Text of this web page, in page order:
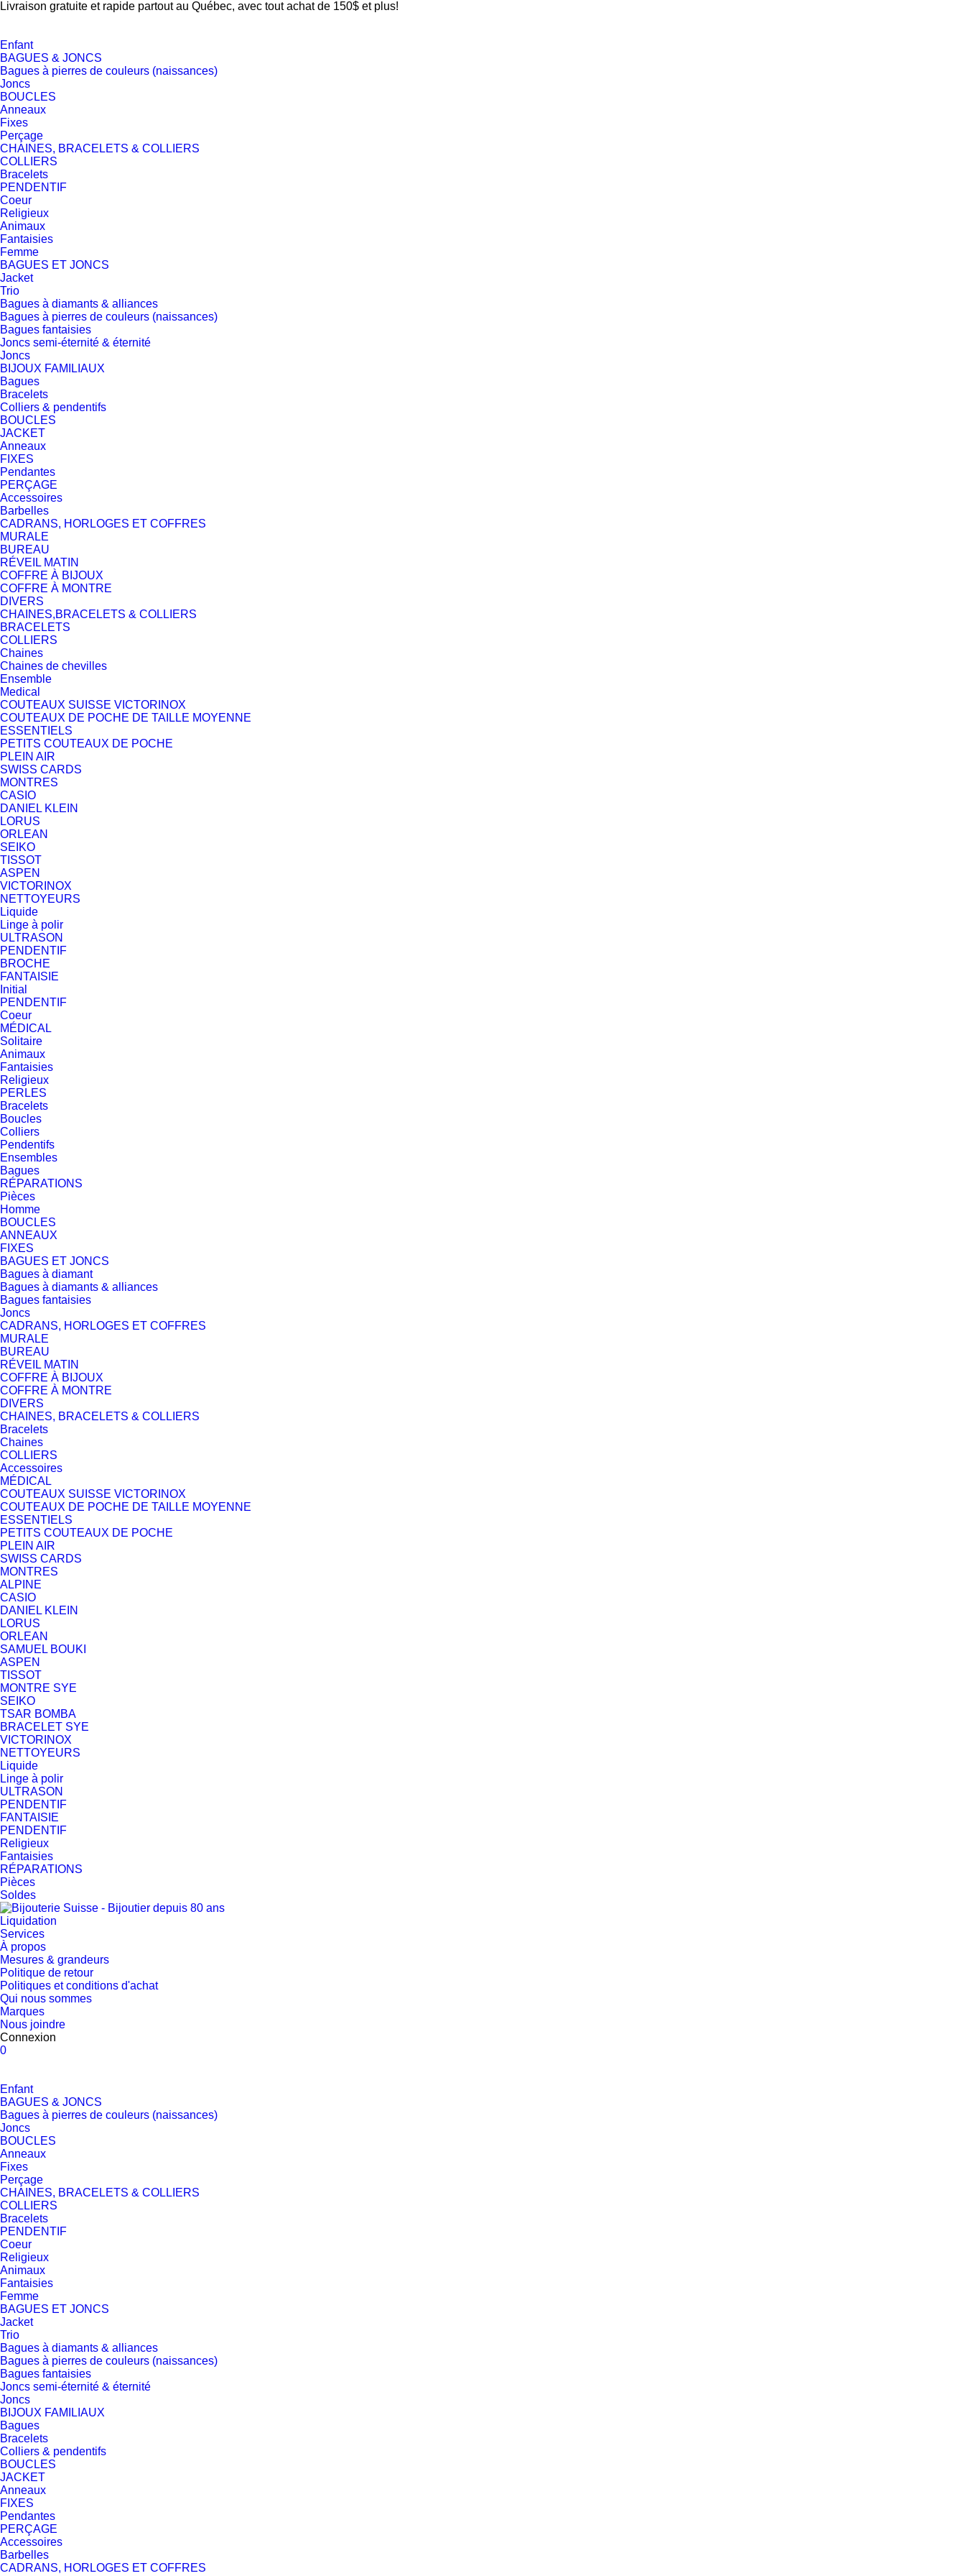
Livraison gratuite et rapide partout au Québec, avec tout achat de 150$ et plus!
Enfant
BAGUES & JONCS
Bagues à pierres de couleurs (naissances)
Joncs
BOUCLES
Anneaux
Fixes
Perçage
CHAINES, BRACELETS & COLLIERS
COLLIERS
Bracelets
PENDENTIF
Coeur
Religieux
Animaux
Fantaisies
Femme
BAGUES ET JONCS
Jacket
Trio
Bagues à diamants & alliances
Bagues à pierres de couleurs (naissances)
Bagues fantaisies
Joncs semi-éternité & éternité
Joncs
BIJOUX FAMILIAUX
Bagues
Bracelets
Colliers & pendentifs
BOUCLES
JACKET
Anneaux
FIXES
Pendantes
PERÇAGE
Accessoires
Barbelles
CADRANS, HORLOGES ET COFFRES
MURALE
BUREAU
RÉVEIL MATIN
COFFRE À BIJOUX
COFFRE À MONTRE
DIVERS
CHAINES,BRACELETS & COLLIERS
BRACELETS
COLLIERS
Chaines
Chaines de chevilles
Ensemble
Medical
COUTEAUX SUISSE VICTORINOX
COUTEAUX DE POCHE DE TAILLE MOYENNE
ESSENTIELS
PETITS COUTEAUX DE POCHE
PLEIN AIR
SWISS CARDS
MONTRES
CASIO
DANIEL KLEIN
LORUS
ORLEAN
SEIKO
TISSOT
ASPEN
VICTORINOX
NETTOYEURS
Liquide
Linge à polir
ULTRASON
PENDENTIF
BROCHE
FANTAISIE
Initial
PENDENTIF
Coeur
MÉDICAL
Solitaire
Animaux
Fantaisies
Religieux
PERLES
Bracelets
Boucles
Colliers
Pendentifs
Ensembles
Bagues
RÉPARATIONS
Pièces
Homme
BOUCLES
ANNEAUX
FIXES
BAGUES ET JONCS
Bagues à diamant
Bagues à diamants & alliances
Bagues fantaisies
Joncs
CADRANS, HORLOGES ET COFFRES
MURALE
BUREAU
RÉVEIL MATIN
COFFRE À BIJOUX
COFFRE À MONTRE
DIVERS
CHAINES, BRACELETS & COLLIERS
Bracelets
Chaines
COLLIERS
Accessoires
MÉDICAL
COUTEAUX SUISSE VICTORINOX
COUTEAUX DE POCHE DE TAILLE MOYENNE
ESSENTIELS
PETITS COUTEAUX DE POCHE
PLEIN AIR
SWISS CARDS
MONTRES
ALPINE
CASIO
DANIEL KLEIN
LORUS
ORLEAN
SAMUEL BOUKI
ASPEN
TISSOT
MONTRE SYE
SEIKO
TSAR BOMBA
BRACELET SYE
VICTORINOX
NETTOYEURS
Liquide
Linge à polir
ULTRASON
PENDENTIF
FANTAISIE
PENDENTIF
Religieux
Fantaisies
RÉPARATIONS
Pièces
Soldes
Liquidation
Services
À propos
Mesures & grandeurs
Politique de retour
Politiques et conditions d'achat
Qui nous sommes
Marques
Nous joindre
Connexion
0
Enfant
BAGUES & JONCS
Bagues à pierres de couleurs (naissances)
Joncs
BOUCLES
Anneaux
Fixes
Perçage
CHAINES, BRACELETS & COLLIERS
COLLIERS
Bracelets
PENDENTIF
Coeur
Religieux
Animaux
Fantaisies
Femme
BAGUES ET JONCS
Jacket
Trio
Bagues à diamants & alliances
Bagues à pierres de couleurs (naissances)
Bagues fantaisies
Joncs semi-éternité & éternité
Joncs
BIJOUX FAMILIAUX
Bagues
Bracelets
Colliers & pendentifs
BOUCLES
JACKET
Anneaux
FIXES
Pendantes
PERÇAGE
Accessoires
Barbelles
CADRANS, HORLOGES ET COFFRES